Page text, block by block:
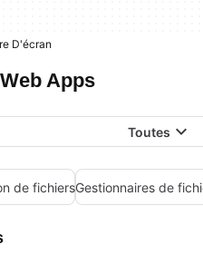
D'écran
Apps
Toutes
de fichiersGestionnaires de